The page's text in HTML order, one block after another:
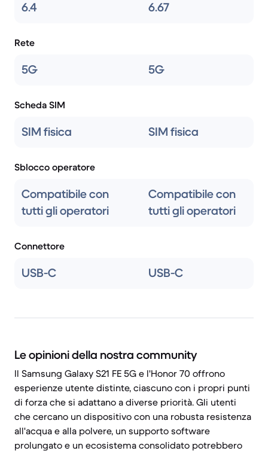
6.4 6.67
Rete
5G 5G
Scheda SIM
SIM fisica SIM fisica
Sblocco operatore
Compatibile con
tutti gli operatori
Compatibile con
tutti gli operatori
Connettore
USB-C USB-C
Le opinioni della nostra community
Il Samsung Galaxy S21 FE 5G e l'Honor 70 offrono
esperienze utente distinte, ciascuno con i propri punti
di forza che si adattano a diverse priorità. Gli utenti
che cercano un dispositivo con una robusta resistenza
all'acqua e alla polvere, un supporto software
prolungato e un ecosistema consolidato potrebbero